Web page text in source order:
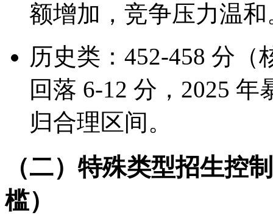
额增加，竞争压力温和
历史类：452-458 分（
回落 6-12 分，2025
归合理区间。
（二）特殊类型招生控
槛）